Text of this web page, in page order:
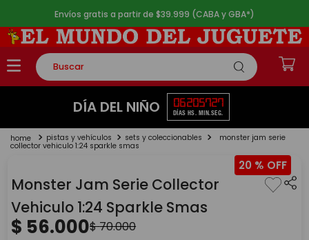
Envíos gratis a partir de $39.999 (CABA y GBA*)
Buscar
TÉRMINOS MÁS BUSCADOS
2.
lego
4.
monopatin
5
toy story
DÍA DEL NIÑO 06
DÍAS
20
HS.
57
MIN.
27
SEG.
pistas y vehículos sets y coleccionables monster jam serie
collector vehiculo 1:24 sparkle smas
20 %
Monster Jam Serie Collector
Vehiculo 1:24 Sparkle Smas
$ 56.000$70.000